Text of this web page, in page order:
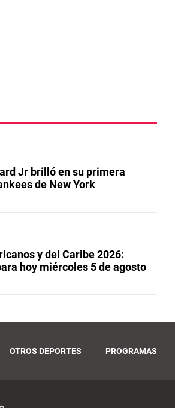
Jr brilló en su primera
de New York
y del Caribe 2026:
hoy miércoles 5 de agosto
OTROS DEPORTES PROGRAMAS